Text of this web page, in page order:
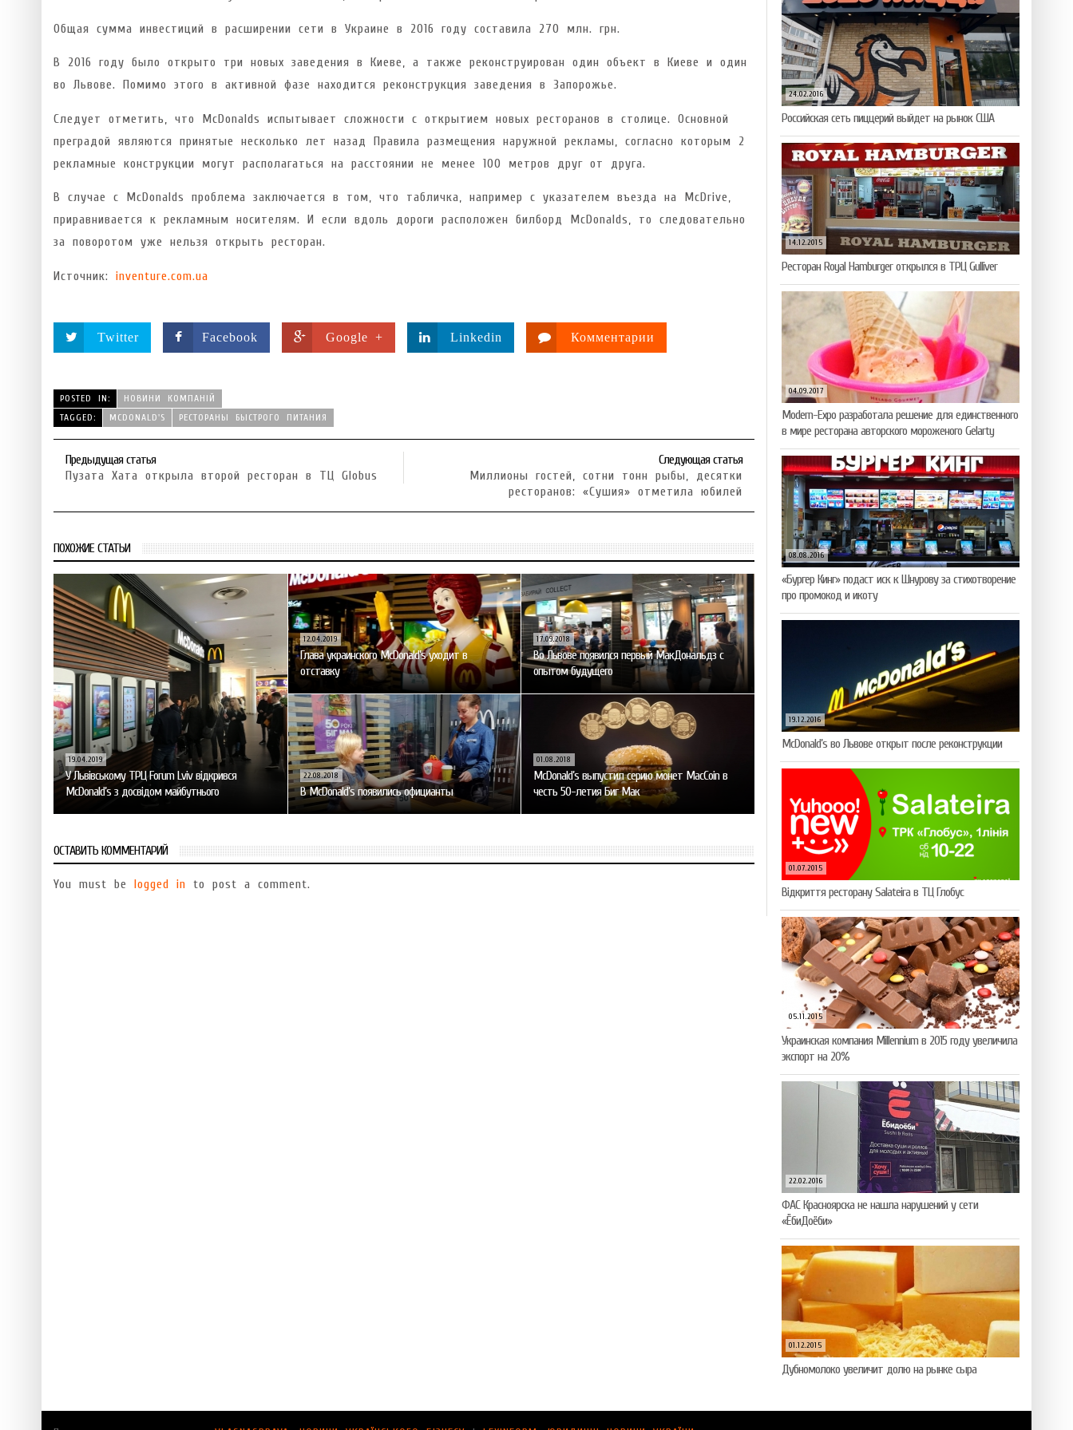
Общая сумма инвестиций в расширении сети в Украине в 2016 году составила 270 млн. грн.
В 2016 году было открыто три новых заведения в Киеве, а также реконструирован один объект в Киеве и один
во Львове. Помимо этого в активной фазе находится реконструкция заведения в Запорожье.
Следует отметить, что McDonalds испытывает сложности с открытием новых ресторанов в столице. Основной
преградой являются принятые несколько лет назад Правила размещения наружной рекламы, согласно которым 2
рекламные конструкции могут располагаться на расстоянии не менее 100 метров друг от друга.
В случае с McDonalds проблема заключается в том, что табличка, например с указателем въезда на McDrive,
приравнивается к рекламным носителям. И если вдоль дороги расположен билборд McDonalds, то следовательно
за поворотом уже нельзя открыть ресторан.
Источник: inventure.com.ua
Twitter Facebook Google + Linkedin Комментарии
POSTED IN:
НОВИНИ КОМПАНІЙ
TAGGED:
MCDONALD'S РЕСТОРАНЫ БЫСТРОГО ПИТАНИЯ
Предыдущая статья
Пузата Хата открыла второй ресторан в ТЦ Globus
Следующая статья
Миллионы гостей, сотни тонн рыбы, десятки
ресторанов: «Сушия» отметила юбилей
ПОХОЖИЕ СТАТЬИ
19.04.2019
У Львівському TРЦ Forum Lviv відкрився
McDonald’s з досвідом майбутнього
12.04.2019
Глава украинского McDonald’s уходит в
отставку
17.09.2018
Во Львове появился первый МакДональдз с
опытом будущего
22.08.2018
В McDonald’s появились официанты
01.08.2018
McDonald’s выпустил серию монет MacCoin в
честь 50-летия Биг Мак
ОСТАВИТЬ КОММЕНТАРИЙ
You must be logged in to post a comment.
24.02.2016
Российская сеть пиццерий выйдет на рынок США
14.12.2015
Ресторан Royal Hamburger открылся в ТРЦ Gulliver
04.09.2017
Modern-Expo разработала решение для единственного
в мире ресторана авторского мороженого Gelarty
08.08.2016
«Бургер Кинг» подаст иск к Шнурову за стихотворение
про промокод и икоту
19.12.2016
McDonald’s во Львове открыт после реконструкции
01.07.2015
Відкриття ресторану Salateirа в ТЦ Глобус
05.11.2015
Украинская компания Millennium в 2015 году увеличила
экспорт на 20%
22.02.2016
ФАС Красноярска не нашла нарушений у сети
«ЁбиДоёби»
01.12.2015
Дубномолоко увеличит долю на рынке сыра